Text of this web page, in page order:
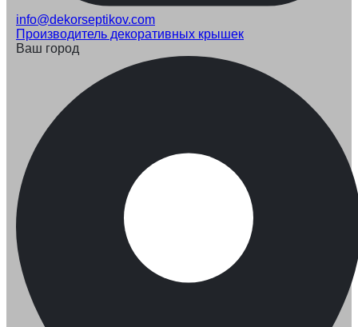
info@dekorseptikov.com
Производитель декоративных крышек
Ваш город